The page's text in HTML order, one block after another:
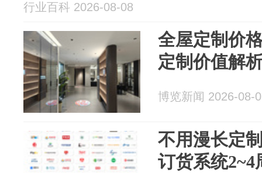
行业百科 2026-08-08
全屋定制价
定制价值解
博览新闻 2026-08-
不用漫长定
订货系统